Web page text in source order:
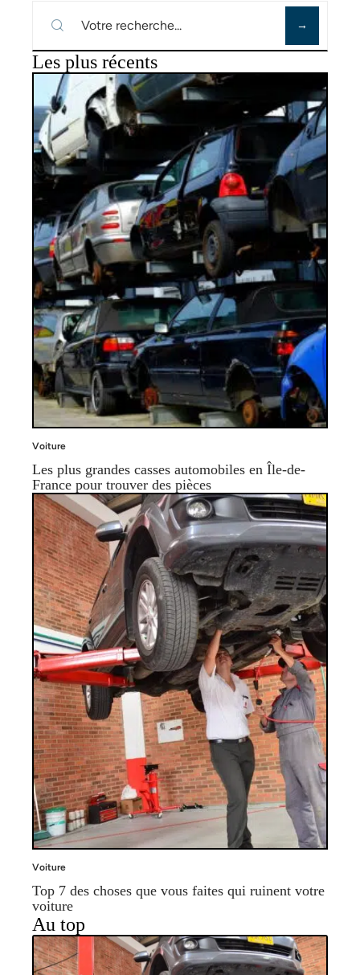
Les plus récents
Voiture
Les plus grandes casses automobiles en Île-de-
France pour trouver des pièces
Voiture
Top 7 des choses que vous faites qui ruinent votre
voiture
Au top